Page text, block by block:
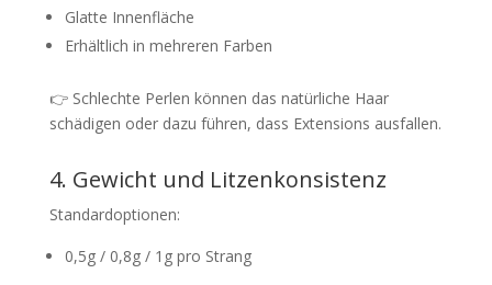
Glatte Innenfläche
Erhältlich in mehreren Farben
👉 Schlechte Perlen können das natürliche Haar
schädigen oder dazu führen, dass Extensions ausfallen.
4. Gewicht und Litzenkonsistenz
Standardoptionen:
0,5g / 0,8g / 1g pro Strang